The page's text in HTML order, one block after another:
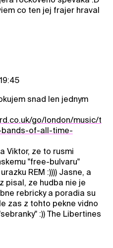
co ten jej frajer hraval
snad len jednym
go/london/music/t
of-all-time-
Viktor, ze to rusmi
"free-bulvaru"
REM :)))) Jasne, a
pisal, ze hudba nie je
rebricky a poradia su
zas z tohto pekne vidno
:)) The Libertines